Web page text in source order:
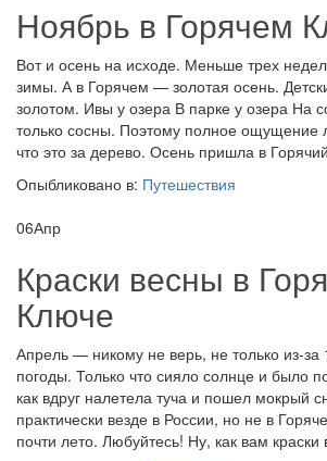
Ноябрь в Горячем
Вот и осень на исходе. Меньше трех
зимы. А в Горячем — золотая осень.
золотом. Ивы у озера В парке у озера На
только сосны. Поэтому полное ощущение
что это за дерево. Осень пришла в
Опыбликовано в: Путешествия
06Апр
Краски весны в
Ключе
Апрель — никому не верь, не только из-за
погоды. Только что сияло солнце и было
как вдруг налетела туча и пошел мокрый
практически везде в России, но не в
почти лето. Любуйтесь! Ну, как вам краски